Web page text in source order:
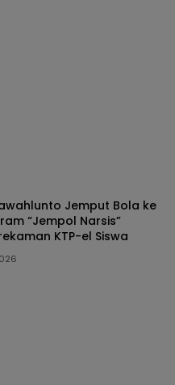
Jemput Bola ke
“Jempol Narsis”
KTP-el Siswa